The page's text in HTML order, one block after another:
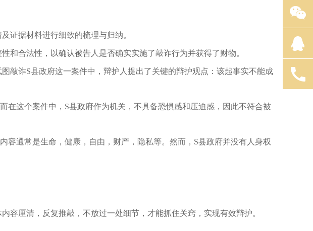
证据材料进行细致的梳理与归纳。
和合法性，以确认被告人是否确实实施了敲诈行为并获得了财物。
敲诈S县政府这一案件中，辩护人提出了关键的辩护观点：该起事实不能成
在这个案件中，S县政府作为机关，不具备恐惧感和压迫感，因此不符合被
容通常是生命，健康，自由，财产，隐私等。然而，S县政府并没有人身权
容厘清，反复推敲，不放过一处细节，才能抓住关窍，实现有效辩护。